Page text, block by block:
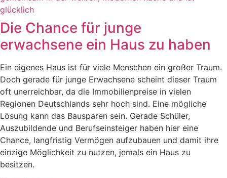
Die Chance für junge
erwachsene ein Haus zu haben
Ein eigenes Haus ist für viele Menschen ein großer Traum.
Doch gerade für junge Erwachsene scheint dieser Traum
oft unerreichbar, da die Immobilienpreise in vielen
Regionen Deutschlands sehr hoch sind. Eine mögliche
Lösung kann das Bausparen sein. Gerade Schüler,
Auszubildende und Berufseinsteiger haben hier eine
Chance, langfristig Vermögen aufzubauen und damit ihre
einzige Möglichkeit zu nutzen, jemals ein Haus zu
besitzen.